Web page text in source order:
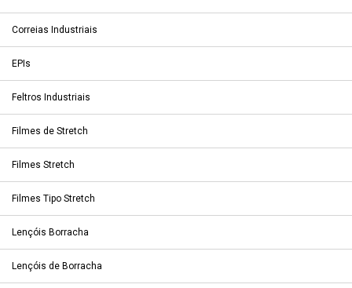
Correias Industriais
EPIs
Feltros Industriais
Filmes de Stretch
Filmes Stretch
Filmes Tipo Stretch
Lençóis Borracha
Lençóis de Borracha